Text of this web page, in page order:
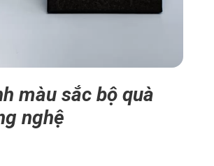
màu sắc bộ quà
nghệ